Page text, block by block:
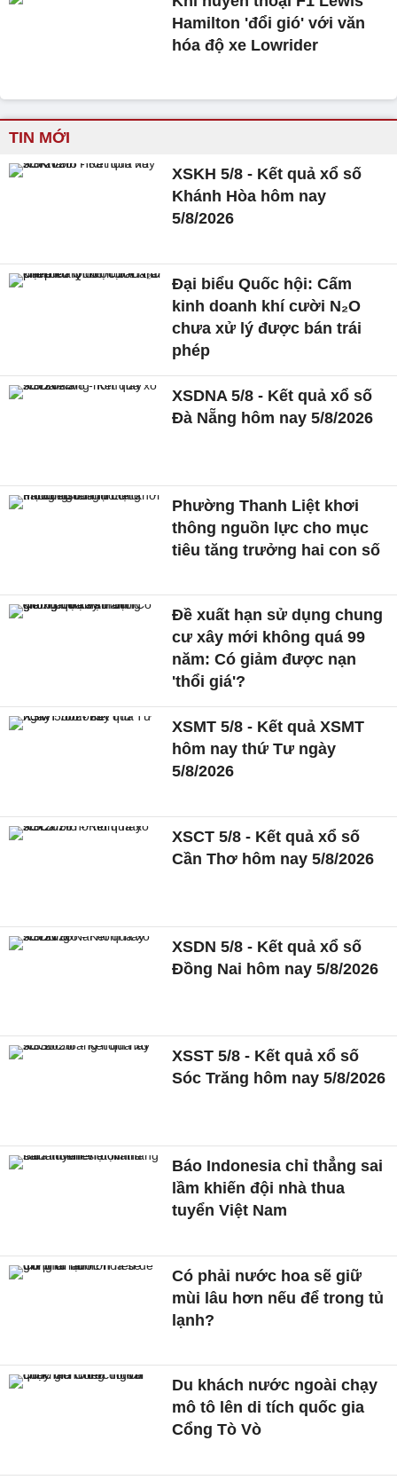
Hamilton 'đổi gió' với văn
hóa độ xe Lowrider
TIN MỚI
XSKH 5/8 - Kết quả xổ số
Khánh Hòa hôm nay
5/8/2026
Đại biểu Quốc hội: Cấm
kinh doanh khí cười N₂O
chưa xử lý được bán trái
phép
XSDNA 5/8 - Kết quả xổ số
Đà Nẵng hôm nay 5/8/2026
Phường Thanh Liệt khơi
thông nguồn lực cho mục
tiêu tăng trưởng hai con số
Đề xuất hạn sử dụng chung
cư xây mới không quá 99
năm: Có giảm được nạn
'thổi giá'?
XSMT 5/8 - Kết quả XSMT
hôm nay thứ Tư ngày
5/8/2026
XSCT 5/8 - Kết quả xổ số
Cần Thơ hôm nay 5/8/2026
XSDN 5/8 - Kết quả xổ số
Đồng Nai hôm nay 5/8/2026
XSST 5/8 - Kết quả xổ số
Sóc Trăng hôm nay 5/8/2026
Báo Indonesia chỉ thẳng sai
lầm khiến đội nhà thua
tuyển Việt Nam
Có phải nước hoa sẽ giữ
mùi lâu hơn nếu để trong tủ
lạnh?
Du khách nước ngoài chạy
mô tô lên di tích quốc gia
Cổng Tò Vò